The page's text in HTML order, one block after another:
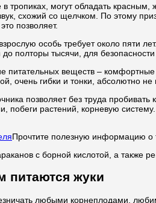
могут обладать
схожий со щелчком. По этому
позволяет.
особь требует около пяти
до полторы тысячи, для
питательных веществ –
очень гибки и тонки, абсолютно
позволяет без труда
побеги растений, корневую
Прочтите полезную информацию о
с борной кислотой, а также
питаются жуки
любыми корнеплодами,